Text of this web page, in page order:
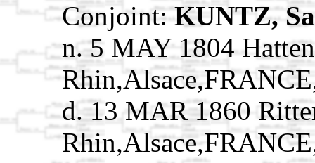
Conjoint: KUNTZ,
n. 5 MAY 1804
d. 13 MAR 1860